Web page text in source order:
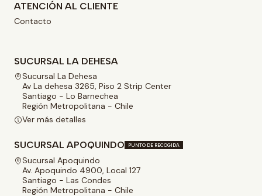
ATENCIÓN AL CLIENTE
Contacto
SUCURSAL LA DEHESA
Sucursal La Dehesa
Av La dehesa 3265, Piso 2 Strip Center
Santiago - Lo Barnechea
Región Metropolitana - Chile
Ver más detalles
SUCURSAL APOQUINDO PUNTO DE RECOGIDA
Sucursal Apoquindo
Av. Apoquindo 4900, Local 127
Santiago - Las Condes
Región Metropolitana - Chile